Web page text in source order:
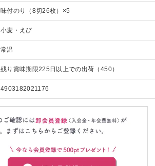
味付のり（8切26枚）×5
小麦・えび
常温
残り賞味期限225日以上での出荷（450）
4903182021176